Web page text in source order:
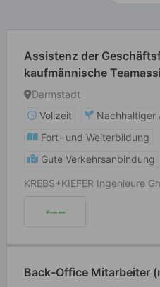
Assistenz der
kaufmännische
Hochbau
Darmstadt
Vollzeit
Nachhaltiger
Fort- und Weiterbildung
Gute Verkehrsanbindung
KREBS+KIEFER Ingenieure
Back-Office Mitarbeiter